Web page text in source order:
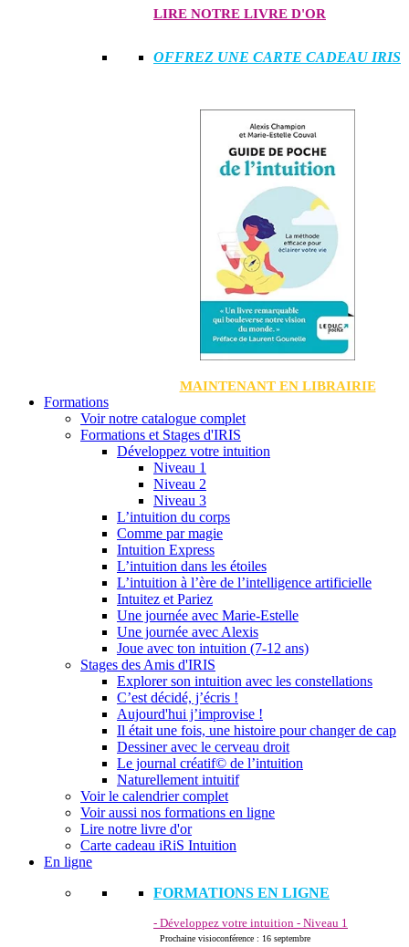
LIRE NOTRE LIVRE D'OR
OFFREZ UNE CARTE CADEAU IRIS
MAINTENANT EN LIBRAIRIE
Formations
Voir notre catalogue complet
Formations et Stages d'IRIS
Développez votre intuition
Niveau 1
Niveau 2
Niveau 3
L’intuition du corps
Comme par magie
Intuition Express
L’intuition dans les étoiles
L’intuition à l’ère de l’intelligence artificielle
Intuitez et Pariez
Une journée avec Marie-Estelle
Une journée avec Alexis
Joue avec ton intuition (7-12 ans)
Stages des Amis d'IRIS
Explorer son intuition avec les constellations
C’est décidé, j’écris !
Aujourd'hui j’improvise !
Il était une fois, une histoire pour changer de cap
Dessiner avec le cerveau droit
Le journal créatif© de l’intuition
Naturellement intuitif
Voir le calendrier complet
Voir aussi nos formations en ligne
Lire notre livre d'or
Carte cadeau iRiS Intuition
En ligne
FORMATIONS EN LIGNE
- Développez votre intuition - Niveau 1
Prochaine visioconférence : 16 septembre